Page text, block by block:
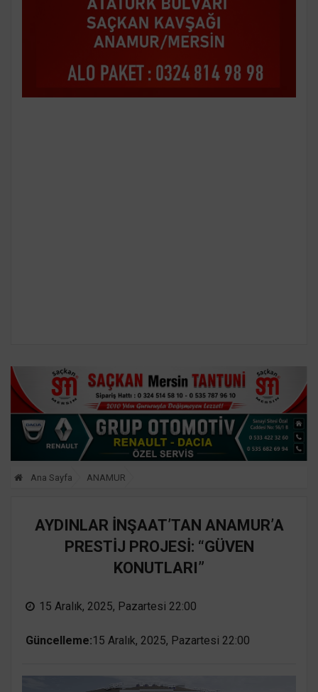
Ana Sayfa ANAMUR
AYDINLAR İNŞAAT’TAN ANAMUR’A
PRESTİJ PROJESİ: “GÜVEN
KONUTLARI”
15 Aralık, 2025, Pazartesi 22:00
Güncelleme:15 Aralık, 2025, Pazartesi 22:00